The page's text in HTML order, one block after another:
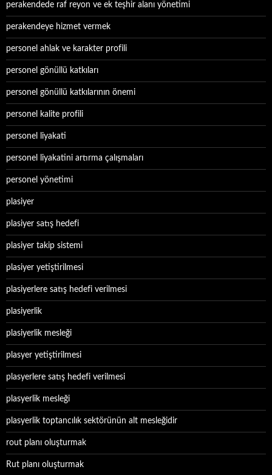
perakendede raf reyon ve ek teşhir alanı yönetimi
perakendeye hizmet vermek
personel ahlak ve karakter profili
personel gönüllü katkıları
personel gönüllü katkılarının önemi
personel kalite profili
personel liyakati
personel liyakatini artırma çalışmaları
personel yönetimi
plasiyer
plasiyer satış hedefi
plasiyer takip sistemi
plasiyer yetiştirilmesi
plasiyerlere satış hedefi verilmesi
plasiyerlik
plasiyerlik mesleği
plasyer yetiştirilmesi
plasyerlere satış hedefi verilmesi
plasyerlik mesleği
plasyerlik toptancılık sektörünün alt mesleğidir
rout planı oluşturmak
Rut planı oluşturmak